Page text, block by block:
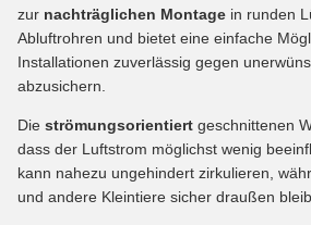
zur nachträglichen Montage in runden
Abluftrohren und bietet eine einfache
Installationen zuverlässig gegen
abzusichern.
Die strömungsorientiert geschnittenen
dass der Luftstrom möglichst wenig
kann nahezu ungehindert zirkulieren,
und andere Kleintiere sicher draußen